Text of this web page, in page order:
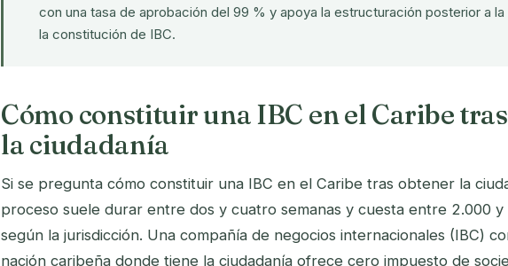
con una tasa de aprobación del 99 % y apoya la estructuración posterior a la
la constitución de IBC.
Cómo constituir una IBC en el Caribe
la ciudadanía
Si se pregunta cómo constituir una IBC en el Caribe tras obtener la
proceso suele durar entre dos y cuatro semanas y cuesta entre 2.000 y
según la jurisdicción. Una compañía de negocios internacionales (IBC)
nación caribeña donde tiene la ciudadanía ofrece cero impuesto de